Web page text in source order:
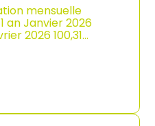
mensuelle
an Janvier 2026
2026 100,31…